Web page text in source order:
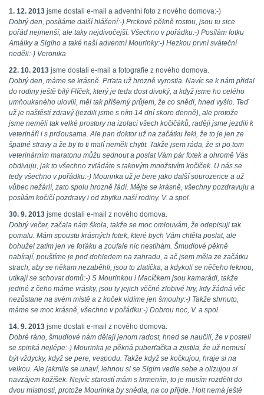
1. 12. 2013 jsme dostali e-mail a adventní foto z nového domova:-)
Dobrý den, posíláme další hlášení:-) Prckové pěkně rostou, jsou tu sice
pořád nejmenší, ale taky nejdivočejší. Všechno v pořádku:-) Posílám fotku
Amálky a Sigiho a také naší adventní Mourinky:-) Hezkou první sváteční
neděli:-) Veronika
22. 10. 2013 jsme dostali e-mail a fotografie z nového domova.
Dobrý den, máme se krásně. Prťata už hrozně vyrostla. Navíc se k nám přidal
do rodiny ještě bílý Flíček, který je teda dost divoký, a když jsme ho celého
umňoukaného ulovili, měl tak příšerný průjem, že co snědl, hned vyšlo. Teď
už je naštěstí zdravý (jezdili jsme s ním 14 dní skoro denně), ale protože
jsme neměli tak velké prostory na izolaci všech kočičáků, raději jsme jezdili k
veterináři i s prďousama. Ale pan doktor už na začátku řekl, že to je jen ze
špatné stravy a že by to ti malí neměli chytit. Takže jsem ráda, že si po tom
veterinárním maratonu můžu sednout a poslat Vám pár fotek a ohromě Vás
obdivuju, jak to všechno zvládáte s takovým množstvím kočiček. U nás se
tedy všechno v pořádku:-) Mourinka už je bere jako další sourozence a už
vůbec nežárlí, zato spolu hrozně řádí. Mějte se krásně, všechny pozdravuju a
posílám kočičí pozdravy i od zbytku naší rodiny. V. a spol.
30. 9. 2013 jsme dostali e-mail z nového domova.
Dobrý večer, začala nám škola, takže se moc omlouvám, že odepisuji tak
pomalu. Mám spoustu krásných fotek, které bych Vám chtěla poslat, ale
bohužel zatím jen ve foťáku a zoufale nic nestíhám. Šmudlové pěkně
nabírají, pouštíme je pod dohledem na zahradu, a ač jsem měla ze začátku
strach, aby se někam nezaběhli, jsou to zlatíčka, a kdykoli se něčeho leknou,
utíkají se schovat domů:-) S Mourinkou i Macíčkem jsou kamarádi, takže
jediné z čeho máme vrásky, jsou ty jejich věčné zlobivé hry, kdy žádná věc
nezůstane na svém místě a z koček vidíme jen šmouhy:-) Takže shrnuto,
máme se moc krásně, všechno v pořádku:-) Dobrou noc, V. a spol.
14. 9. 2013 jsme dostali e-mail z nového domova.
Dobré ráno, šmudlové nám dělají jenom radost, hned se naučili, že v posteli
se spinká nejlépe:-) Mourinka je pěkná puberťačka a zjistila, že už nemusí
být vždycky, když se pere, vespodu. Takže když se kočkujou, hraje si na
velkou. Ale jakmile se unaví, lehnou si se Sigim vedle sebe a olizujou si
navzájem kožíšek. Nejvíc starostí mám s krmením, to je musím rozdělit do
dvou místností, protože Mourinka by snědla, na co přijde. Holt nemá ještě